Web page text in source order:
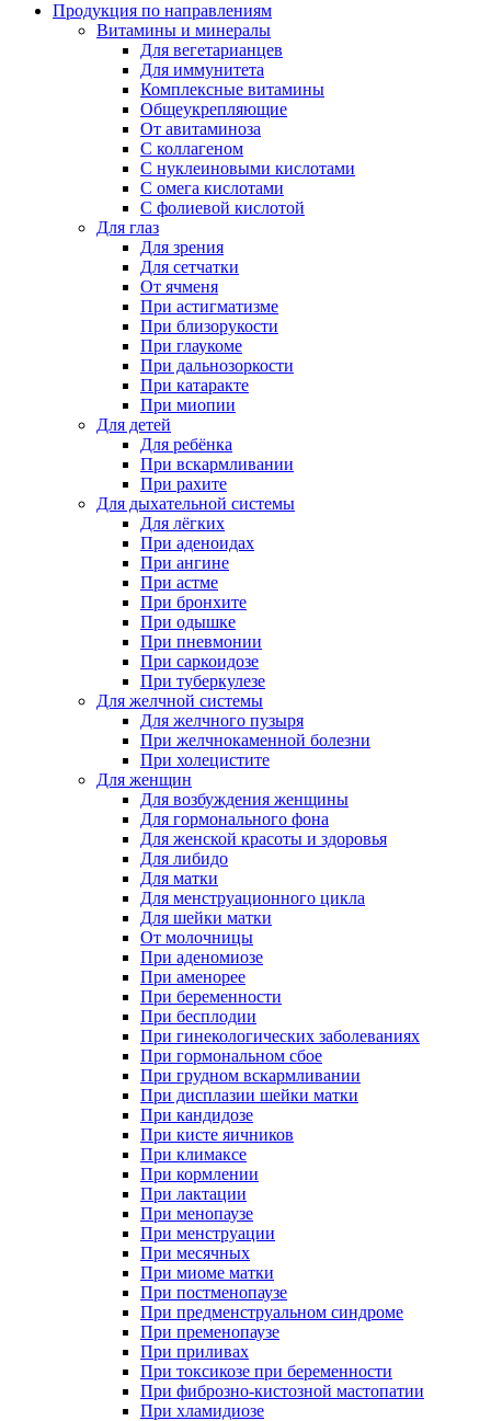
Продукция по направлениям
Витамины и минералы
Для вегетарианцев
Для иммунитета
Комплексные витамины
Общеукрепляющие
От авитаминоза
С коллагеном
С нуклеиновыми кислотами
С омега кислотами
С фолиевой кислотой
Для глаз
Для зрения
Для сетчатки
От ячменя
При астигматизме
При близорукости
При глаукоме
При дальнозоркости
При катаракте
При миопии
Для детей
Для ребёнка
При вскармливании
При рахите
Для дыхательной системы
Для лёгких
При аденоидах
При ангине
При астме
При бронхите
При одышке
При пневмонии
При саркоидозе
При туберкулезе
Для желчной системы
Для желчного пузыря
При желчнокаменной болезни
При холецистите
Для женщин
Для возбуждения женщины
Для гормонального фона
Для женской красоты и здоровья
Для либидо
Для матки
Для менструационного цикла
Для шейки матки
От молочницы
При аденомиозе
При аменорее
При беременности
При бесплодии
При гинекологических заболеваниях
При гормональном сбое
При грудном вскармливании
При дисплазии шейки матки
При кандидозе
При кисте яичников
При климаксе
При кормлении
При лактации
При менопаузе
При менструации
При месячных
При миоме матки
При постменопаузе
При предменструальном синдроме
При пременопаузе
При приливах
При токсикозе при беременности
При фиброзно-кистозной мастопатии
При хламидиозе